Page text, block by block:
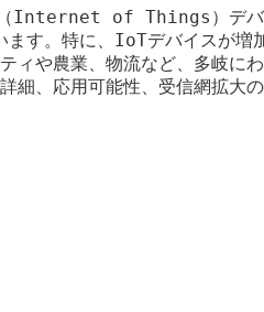
Internet of Things）デバ
す。特に、IoTデバイスが増
ィや農業、物流など、多岐に
細、応用可能性、受信網拡大